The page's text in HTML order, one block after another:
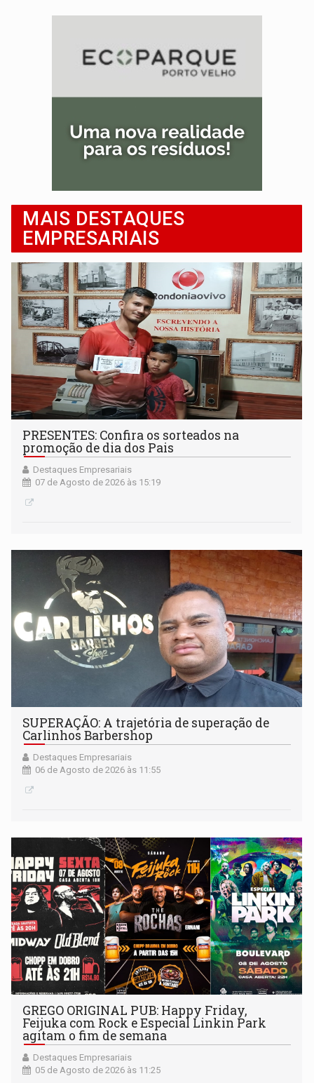
MAIS DESTAQUES
EMPRESARIAIS
PRESENTES: Confira os sorteados na
promoção de dia dos Pais
Destaques Empresariais
07 de Agosto de 2026 às 15:19
SUPERAÇÃO: A trajetória de superação de
Carlinhos Barbershop
Destaques Empresariais
06 de Agosto de 2026 às 11:55
GREGO ORIGINAL PUB: Happy Friday,
Feijuka com Rock e Especial Linkin Park
agitam o fim de semana
Destaques Empresariais
05 de Agosto de 2026 às 11:25